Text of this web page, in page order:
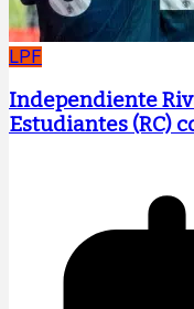
LPF
Independiente
Estudiantes (RC)